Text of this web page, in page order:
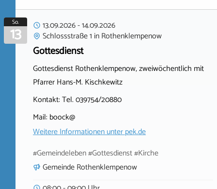
So.
13 13.09.2026-14.09.2026
Schlossstraße 1 inRothenklempenow
Gottesdienst
Gottesdienst Rothenklempenow, zweiwöchentlich mit
Pfarrer Hans-M. Kischkewitz
Kontakt: Tel. 039754/20880
Mail: boock@
Weitere Informationen unterpek.de
#Gemeindeleben #Gottesdienst #Kirche
Gemeinde Rothenklempenow